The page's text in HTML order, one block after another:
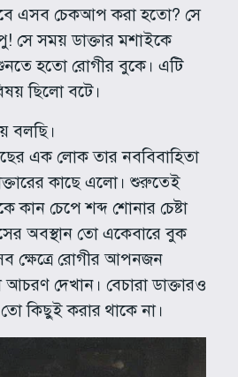
এসব চেকআপ করা হতো? সে
সে সময় ডাক্তার মশাইকে
হতো রোগীর বুকে। এটি
ছিলো বটে।
বলছি।
এক লোক তার নববিবাহিতা
কাছে এলো। শুরুতেই
কান চেপে শব্দ শোনার চেষ্টা
অবস্থান তো একেবারে বুক
ক্ষেত্রে রোগীর আপনজন
আচরণ দেখান। বেচারা ডাক্তারও
কিছুই করার থাকে না।